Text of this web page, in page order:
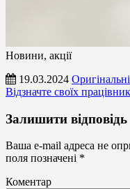
Новини, акції
19.03.2024
Відзначте своїх
Кубки,
із
акрила
Залишити відповідь
Ваша e-mail адреса не
поля позначені *
Коментар